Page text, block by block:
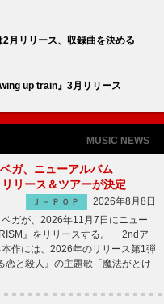
月リリース、収録曲を決める
up train』3月リリース
MUSIC NEWS
ガ、ニューアルバム
リリース＆ツアーが決定
Ｊ－ＰＯＰ
2026年8月8日
ガが、2026年11月7日にニュー
』をリリースする。 2ndア
作には、2026年のリリース第1弾
恋と殺人』の主題歌「魔法がとけ